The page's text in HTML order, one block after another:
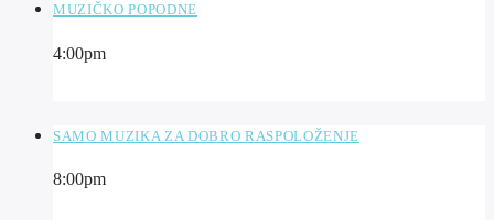
MUZIČKO POPODNE
4:00pm
SAMO MUZIKA ZA DOBRO RASPOLOŽENJE
8:00pm